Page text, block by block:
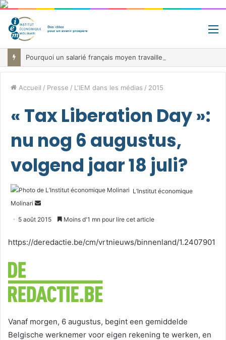
Accueil / Presse / L'IEM dans les médias / 2015
« Tax Liberation Day »:
nu nog 6 augustus,
volgend jaar 18 juli?
L’Institut économique
Molinari
Envoyer
5 août 2015 Moins d'1 mn pour lire cet article
https://deredactie.be/cm/vrtnieuws/binnenland/1.2407901
Vanaf morgen, 6 augustus, begint een gemiddelde
Belgische werknemer voor eigen rekening te werken, en